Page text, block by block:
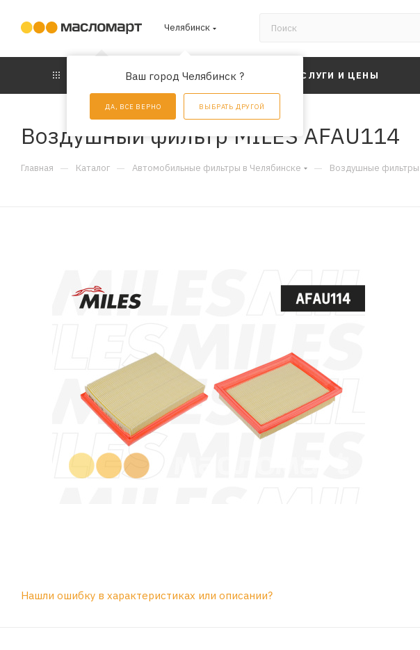
Челябинск
Ваш город Челябинск ?
ДА, ВСЕ ВЕРНО ВЫБРАТЬ ДРУГОЙ
АКЦИИ УСЛУГИ И ЦЕНЫ
Воздушный фильтр MILES AFAU114
Главная — Каталог — Автомобильные фильтры в Челябинске — Воздушные фильтры
Нашли ошибку в характеристиках или описании?